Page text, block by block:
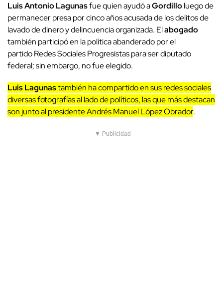
Luis Antonio Lagunasfue quien ayudó aGordilloluego de
permanecer presa por cinco años acusada de los delitos de
lavado de dinero y delincuencia organizada. Elabogado
también participó en la política abanderado por el
partido Redes Sociales Progresistas para ser diputado
federal; sin embargo, no fue elegido.
Luis Lagunastambién ha compartido en sus redes sociales
diversas fotografías al lado de políticos, las que más destacan
son junto al presidente Andrés Manuel López Obrador.
▼ Publicidad